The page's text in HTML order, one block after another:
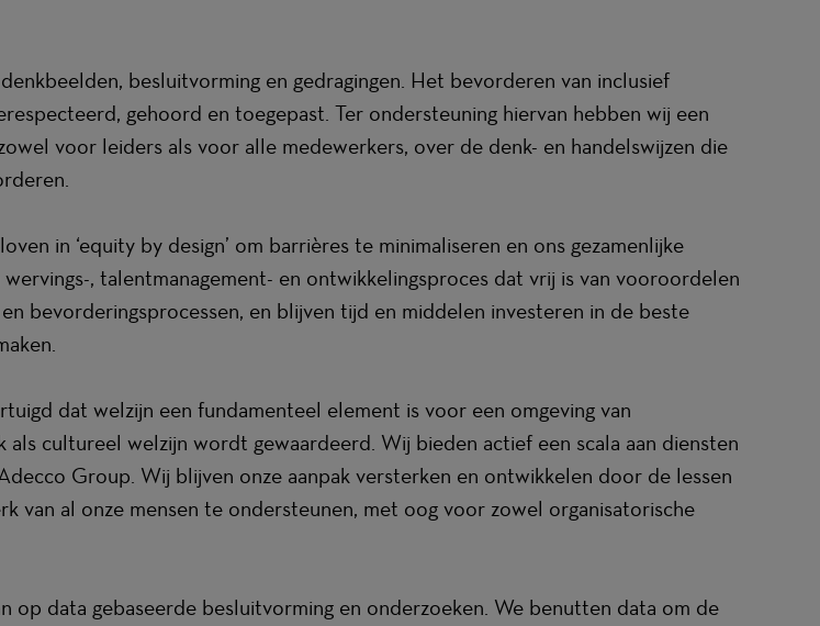
besluitvorming en gedragingen. Het bevorderen van inclusief
gehoord en toegepast. Ter ondersteuning hiervan hebben wij een
voor leiders als voor alle medewerkers, over de denk- en handelswijzen die
in ‘equity by design’ om barrières te minimaliseren en ons gezamenlijke
, talentmanagement- en ontwikkelingsproces dat vrij is van vooroordelen
bevorderingsprocessen, en blijven tijd en middelen investeren in de beste
dat welzijn een fundamenteel element is voor een omgeving van
cultureel welzijn wordt gewaardeerd. Wij bieden actief een scala aan diensten
Group. Wij blijven onze aanpak versterken en ontwikkelen door de lessen
van al onze mensen te ondersteunen, met oog voor zowel organisatorische
data gebaseerde besluitvorming en onderzoeken. We benutten data om de